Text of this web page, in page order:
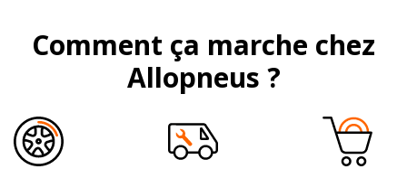
Comment ça marche chez
Allopneus ?